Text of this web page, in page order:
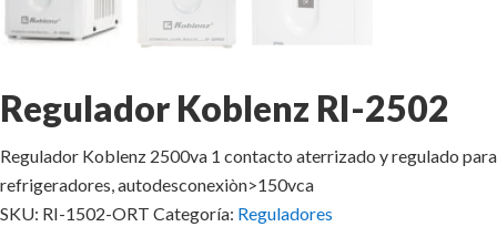
Regulador Koblenz RI-2502
Regulador Koblenz 2500va 1 contacto aterrizado y regulado para
refrigeradores, autodesconexiòn>150vca
SKU: RI-1502-ORT Categoría: Reguladores